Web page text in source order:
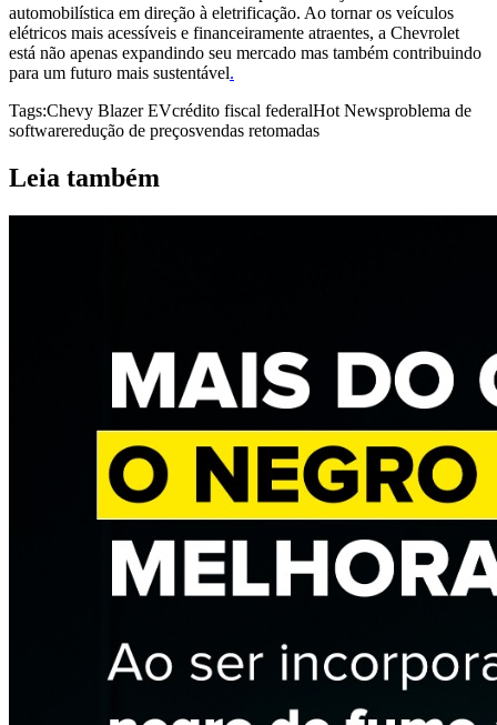
automobilística em direção à eletrificação. Ao tornar os veículos
elétricos mais acessíveis e financeiramente atraentes, a Chevrolet
está não apenas expandindo seu mercado mas também contribuindo
para um futuro mais sustentável.
Tags:Chevy Blazer EVcrédito fiscal federalHot Newsproblema de
softwareredução de preçosvendas retomadas
Leia também